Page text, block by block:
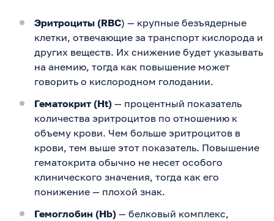
Эритроциты (RBC) — крупные безъядерные
клетки, отвечающие за транспорт кислорода и
других веществ. Их снижение будет указывать
на анемию, тогда как повышение может
говорить о кислородном голодании.
Гематокрит (Ht) — процентный показатель
количества эритроцитов по отношению к
объему крови. Чем больше эритроцитов в
крови, тем выше этот показатель. Повышение
гематокрита обычно не несет особого
клинического значения, тогда как его
понижение — плохой знак.
Гемоглобин (Hb) — белковый комплекс,